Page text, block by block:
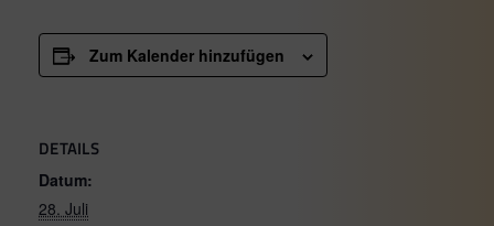
Zum Kalender hinzufügen
DETAILS
Datum:
28. Juli